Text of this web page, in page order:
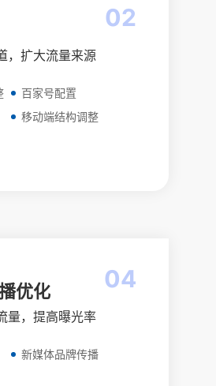
02
，扩大流量来源
百家号配置
移动端结构调整
04
优化
量，提高曝光率
新媒体品牌传播